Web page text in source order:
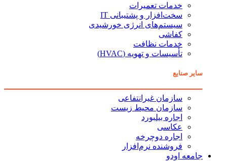
خدمات تعمیرات
سخت‌افزار و پشتیبانی IT
سیستم‌های انرژی خورشیدی
کفاشی
خدمات نظافت
تأسیسات و تهویه (HVAC)
سایر صنایع
سازمان غیرانتفاعی
سازمان محیط زیست
اجاره بیلبورد
عکاسی
اجاره دوچرخه
فروشنده نرم‌افزار
جامعه اودو